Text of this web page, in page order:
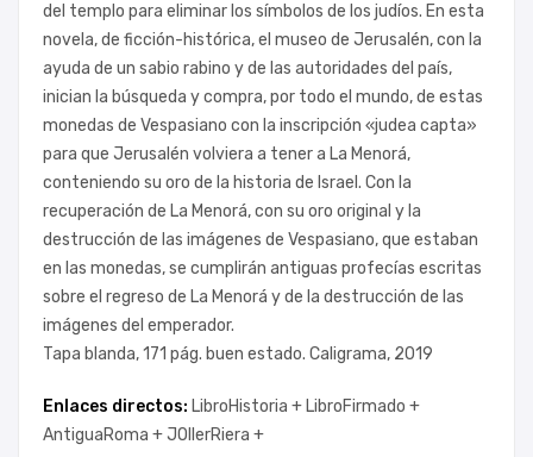
del templo para eliminar los símbolos de los judíos. En esta
novela, de ficción-histórica, el museo de Jerusalén, con la
ayuda de un sabio rabino y de las autoridades del país,
inician la búsqueda y compra, por todo el mundo, de estas
monedas de Vespasiano con la inscripción «judea capta»
para que Jerusalén volviera a tener a La Menorá,
conteniendo su oro de la historia de Israel. Con la
recuperación de La Menorá, con su oro original y la
destrucción de las imágenes de Vespasiano, que estaban
en las monedas, se cumplirán antiguas profecías escritas
sobre el regreso de La Menorá y de la destrucción de las
imágenes del emperador.
Tapa blanda, 171 pág. buen estado. Caligrama, 2019
Enlaces directos: LibroHistoria + LibroFirmado +
AntiguaRoma +JOllerRiera +